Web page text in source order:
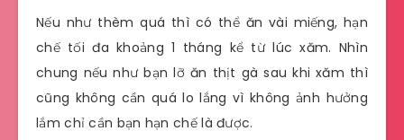
Nếu như thèm quá thì có thể ăn vài miếng, hạn
chế tối đa khoảng 1 tháng kể từ lúc xăm. Nhìn
chung nếu như bạn lỡ ăn thịt gà sau khi xăm thì
cũng không cần quá lo lắng vì không ảnh hưởng
lắm chỉ cần bạn hạn chế là được.